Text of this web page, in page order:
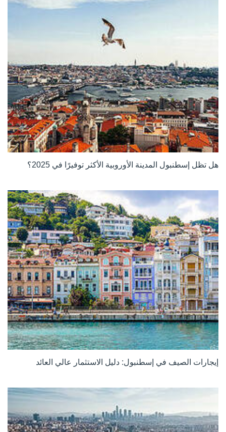
هل تظل إسطنبول المدينة الأوروبية الأكثر توفيرًا في 2025؟
إيجارات الصيف في إسطنبول: دليل الاستثمار عالي العائد